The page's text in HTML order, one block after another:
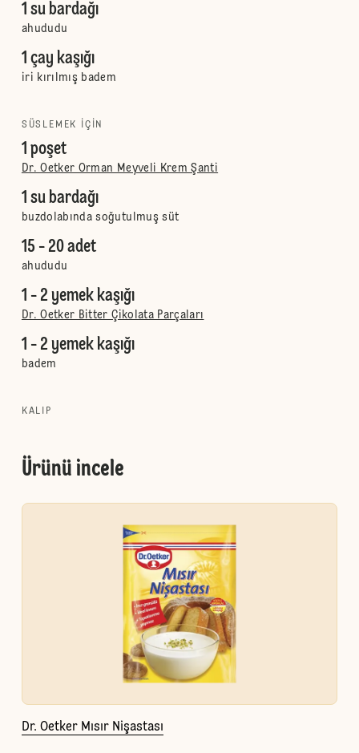
1 su bardağı
ahududu
1 çay kaşığı
iri kırılmış badem
SÜSLEMEK IÇIN
1 poşet
Dr. Oetker Orman Meyveli Krem Şanti
1 su bardağı
buzdolabında soğutulmuş süt
15 - 20 adet
ahududu
1 - 2 yemek kaşığı
Dr. Oetker Bitter Çikolata Parçaları
1 - 2 yemek kaşığı
badem
KALIP
Ürünü incele
Dr. Oetker Mısır Nişastası